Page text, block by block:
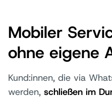
Mobiler
ohne eigene
Kund:innen, die via
werden, schließen im